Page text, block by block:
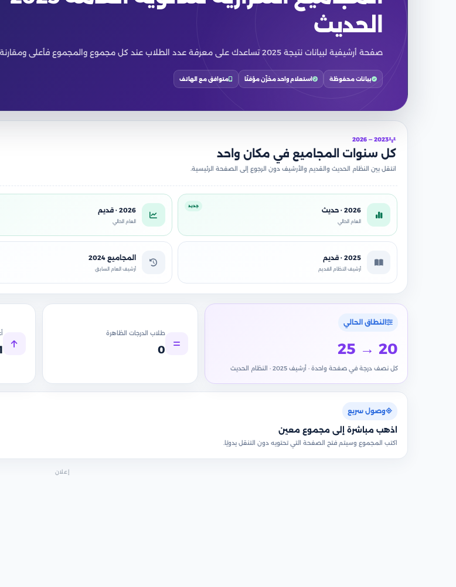
الحديث
صفحة أرشيفية لبيانات نتيجة 2025 تساعدك على معرفة عدد الطلاب عند كل مجموع والمجموع فأعلى ومقارنة الشعب.
بيانات محفوظة استعلام واحد مخزّن مؤقتًا متوافق مع الهاتف
2023 — 2026
كل سنوات المجاميع في مكان واحد
انتقل بين النظام الحديث والقديم والأرشيف دون الرجوع إلى الصفحة الرئيسية.
2026 · حديث
العام الحالي
جديد 2026 · قديم
العام الحالي
2025 · قديم
أرشيف النظام القديم
المجاميع 2024
أرشيف العام السابق
النطاق الحالي
25 → 20
كل نصف درجة في صفحة واحدة · أرشيف 2025 · النظام الحديث
طلاب الدرجات الظاهرة
0
وصول سريع
اذهب مباشرة إلى مجموع معين
اكتب المجموع وسيتم فتح الصفحة التي تحتويه دون التنقل يدويًا.
إعلان